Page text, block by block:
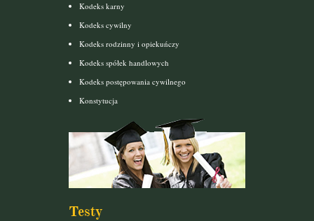
Kodeks karny
Kodeks cywilny
Kodeks rodzinny i opiekuńczy
Kodeks spółek handlowych
Kodeks postępowania cywilnego
Konstytucja
Testy